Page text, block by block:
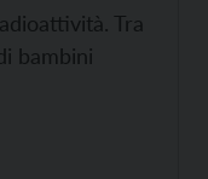
Tra
bambini